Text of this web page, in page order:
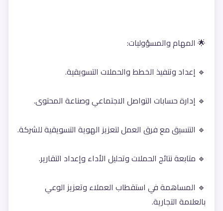
🌟 المهام والمسؤوليات:
🔹 إعداد وتنفيذ الخطط والحملات التسويقية.
🔹 إدارة حسابات التواصل الاجتماعي وصناعة المحتوى.
🔹 التنسيق مع فرق العمل لتعزيز الهوية التسويقية للشركة.
🔹 متابعة نتائج الحملات وتحليل الأداء وإعداد التقارير.
بالعلامة التجارية.